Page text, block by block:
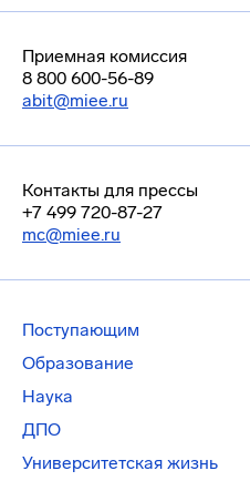
Приемная комиссия
8 800 600-56-89
abit@miee.ru
Контакты для прессы
+7 499 720-87-27
mc@miee.ru
Поступающим
Образование
Наука
ДПО
Университетская жизнь